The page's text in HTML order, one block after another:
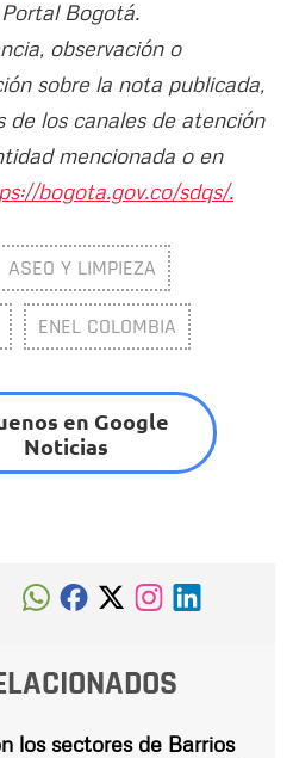
Bogotá.
observación o
sobre la nota publicada,
de los canales de atención
mencionada o en
bogota.gov.co/sdqs/.
ASEO Y LIMPIEZA
ENEL COLOMBIA
en Google
Noticias
los sectores de Barrios